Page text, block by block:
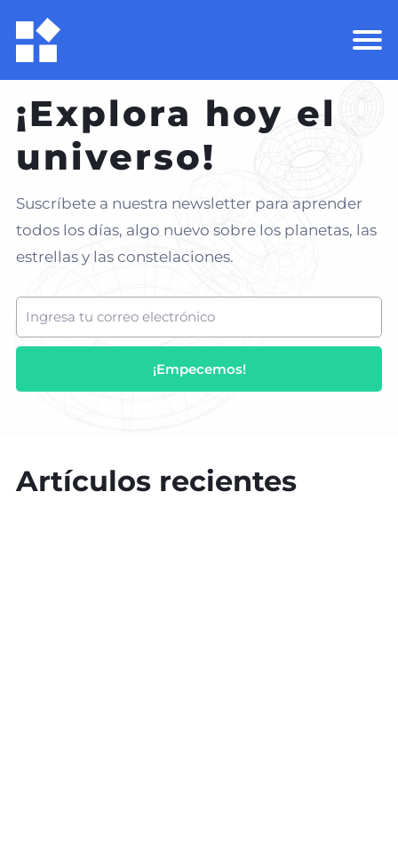
¡Explora hoy el
universo!
Suscríbete a nuestra newsletter para aprender
todos los días, algo nuevo sobre los planetas, las
estrellas y las constelaciones.
¡Empecemos!
Artículos recientes